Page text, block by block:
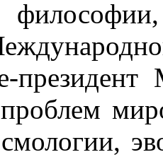
президент